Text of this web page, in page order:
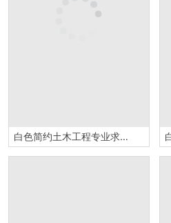
白色简约土木工程专业求职简历Word模板